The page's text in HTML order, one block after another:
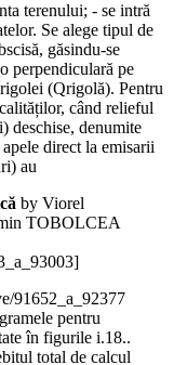
terenului; - se intră
Se alege tipul de
găsindu-se
perpendiculară pe
(Qrigolă). Pentru
când relieful
deschise, denumite
direct la emisarii
au
by Viorel
TOBOLCEA
91652_a_92377
pentru
în figurile i.18..
total de calcul